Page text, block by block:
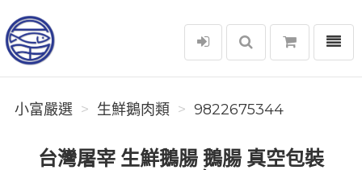
小富嚴選
選單
小富嚴選 生鮮鵝肉類 9822675344
台灣屠宰 生鮮鵝腸 鵝腸 真空包裝